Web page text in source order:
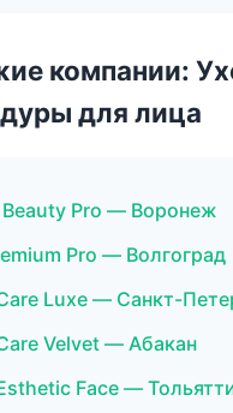
компании:
для лица
Beauty Pro — Воронеж
Pro — Волгоград
Luxe — Санкт-
Velvet — Абакан
Face —